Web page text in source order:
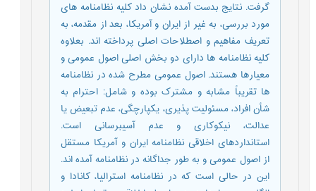
گرفت. نتایج بدست آمده نشان داد کلیه نظامنامه‏ های
مورد بررسی، به غیر از ایران و آمریکا، بعد از مقدمه، به
تعریف مفاهیم و اصطلاحات اصلی پرداخته اند. بعلاوه
کلیه نظامنامه‏ ها دارای دو بخش اصلی اصول عمومی و
معیارها هستند. اصول عمومی مطرح شده در نظامنامه‏
ها تقریباً مشابه و مشترک بوده و شامل: احترام به
شأن افراد، مسئولیت‏ پذیری، یکپارچگی، عدم تبعیض یا
عدالت، نیکوکاری و عدم آسیب‏رسانی است.
استانداردهای اخلاقی نظامنامه ایران و آمریکا مستقل
از اصول عمومی و به طور جداگانه در نظامنامه آمده ‏اند.
این در حالی است که در نظامنامه استرالیا، کانادا و